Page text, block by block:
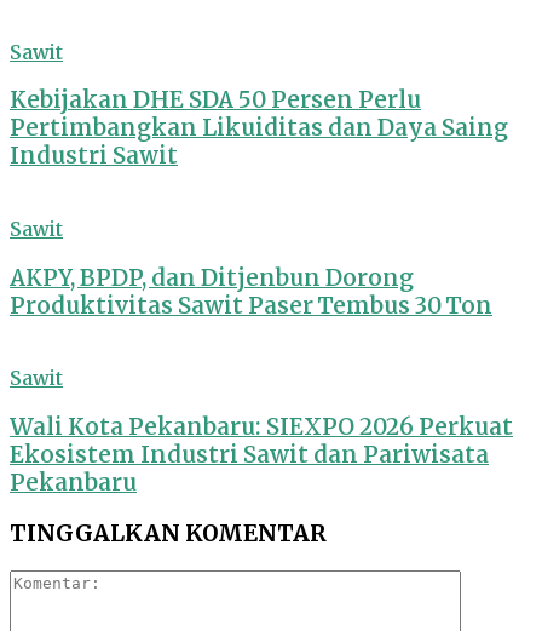
Sawit
Kebijakan DHE SDA 50 Persen Perlu
Pertimbangkan Likuiditas dan Daya Saing
Industri Sawit
Sawit
AKPY, BPDP, dan Ditjenbun Dorong
Produktivitas Sawit Paser Tembus 30 Ton
Sawit
Wali Kota Pekanbaru: SIEXPO 2026 Perkuat
Ekosistem Industri Sawit dan Pariwisata
Pekanbaru
TINGGALKAN KOMENTAR